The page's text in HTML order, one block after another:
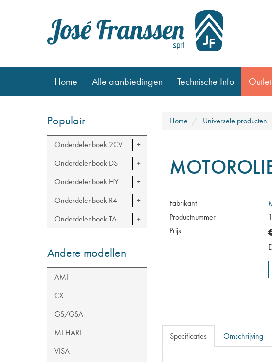
Home Alle aanbiedingen Technische Info Outlet
Populair
Onderdelenboek 2CV
Onderdelenboek DS
Onderdelenboek HY
Onderdelenboek R4
Onderdelenboek TA
Andere modellen
AMI
CX
GS/GSA
MEHARI
VISA
Home Universele producten
Fabrikant
Productnummer
Prijs
Specificaties Omschrijving